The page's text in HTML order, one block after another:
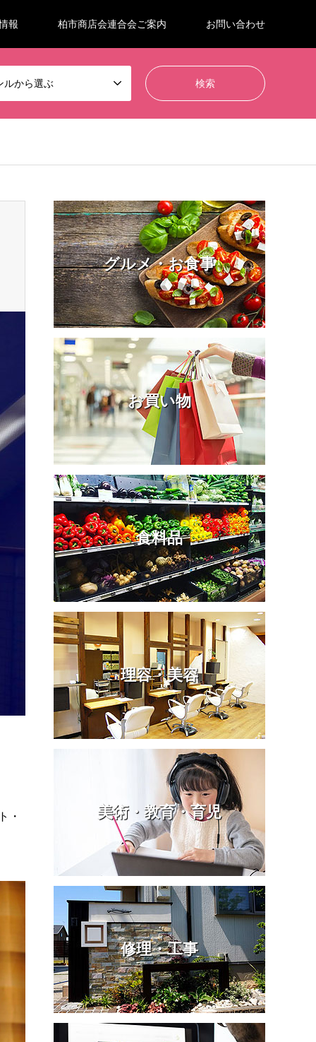
報 柏市商店会連合会ご案内 お問い合わせ
ルから選ぶ
・
グルメ・お食事
お買い物
食料品
理容・美容
美術・教育・育児
修理・工事